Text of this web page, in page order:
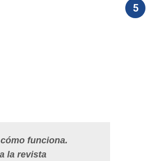
funciona.
la revista
5